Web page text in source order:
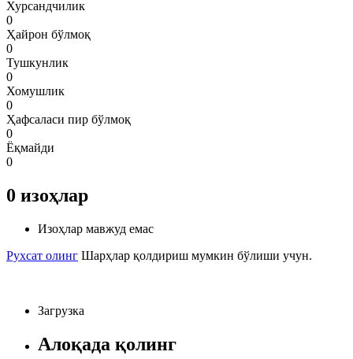
Хурсандчилик
0
Ҳайрон бўлмоқ
0
Тушкунлик
0
Хомушлик
0
Ҳафсаласи пир бўлмоқ
0
Ёқмайди
0
0 изоҳлар
Изоҳлар мавжуд емас
Рухсат олинг Шарҳлар қолдириш мумкин бўлиши учун.
Загрузка
Алоқада қолинг